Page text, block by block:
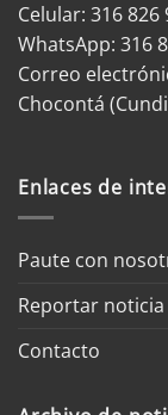
Celular: 316 826
WhatsApp: 316
Correo
Chocontá
Enlaces de
Paute con
Reportar noticia
Contacto